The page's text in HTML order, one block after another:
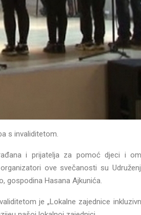
s invaliditetom.
i prijatelja za pomoć djeci i
ove svečanosti su
gospodina Hasana Ajkunića.
je „Lokalne zajednice